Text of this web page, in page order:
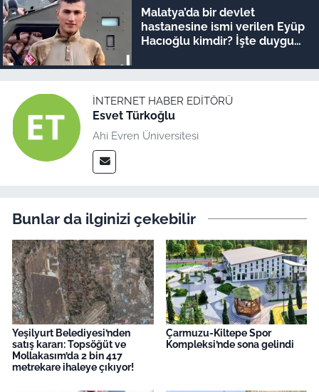
Malatya’da bir devlet
hastanesine ismi verilen Eyüp
Hacıoğlu kimdir? İşte duygu
İNTERNET HABER EDITÖRÜ
Esvet Türkoğlu
Ahi Evren Üniversitesi
Bunlar da ilginizi çekebilir
Yeşilyurt Belediyesi’nden
satış kararı: Topsöğüt ve
Mollakasım’da 2 bin 417
metrekare ihaleye çıkıyor!
Çarmuzu-Kiltepe Spor
Kompleksi’nde sona gelindi